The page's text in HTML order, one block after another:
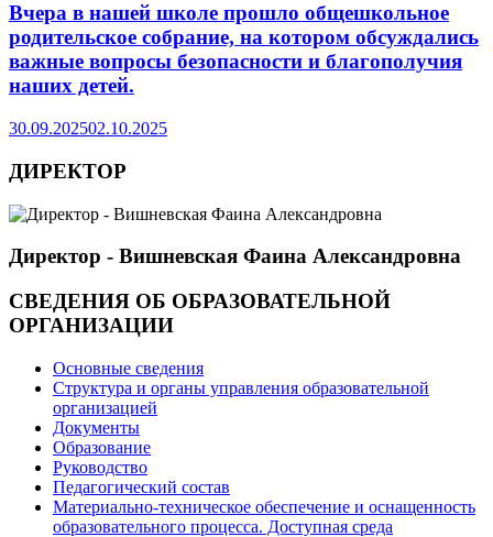
Вчера в нашей школе прошло общешкольное
родительское собрание, на котором обсуждались
важные вопросы безопасности и благополучия
наших детей.
30.09.202502.10.2025
ДИРЕКТОР
Директор - Вишневская Фаина Александровна
СВЕДЕНИЯ ОБ ОБРАЗОВАТЕЛЬНОЙ
ОРГАНИЗАЦИИ
Основные сведения
Структура и органы управления образовательной
организацией
Документы
Образование
Руководство
Педагогический состав
Материально-техническое обеспечение и оснащенность
образовательного процесса. Доступная среда